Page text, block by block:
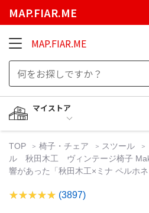
MAP.FIAR.ME
MAP.FIAR.ME
マイストア
TOP 椅子・チェア スツール
ル 秋田木工 ヴィンテージ椅子
響があった「秋田木工×ミナ ペルホ
(3897)